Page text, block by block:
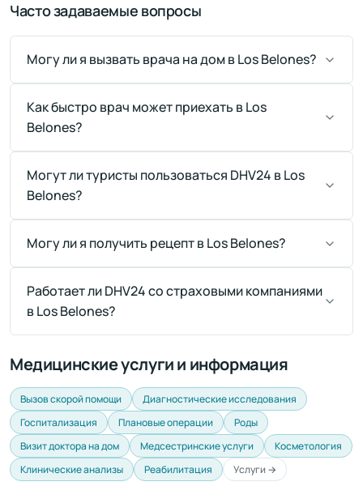
Часто задаваемые вопросы
Могу ли я вызвать врача на дом в Los Belones?
Как быстро врач может приехать в Los
Belones?
Могут ли туристы пользоваться DHV24 в Los
Belones?
Могу ли я получить рецепт в Los Belones?
Работает ли DHV24 со страховыми компаниями
в Los Belones?
Медицинские услуги и информация
Вызов скорой помощи
Диагностические исследования
Госпитализация
Плановые операции
Роды
Визит доктора на дом
Медсестринские услуги
Косметология
Клинические анализы
Реабилитация Услуги →